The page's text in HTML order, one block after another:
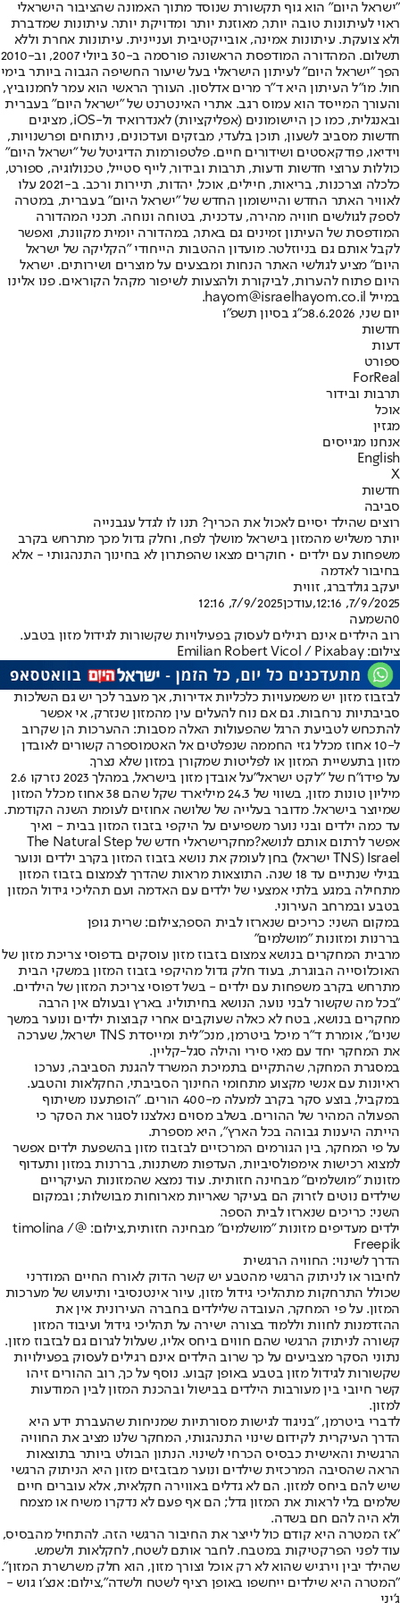
"ישראל היום" הוא גוף תקשורת שנוסד מתוך האמונה שהציבור הישראלי
ראוי לעיתונות טובה יותר, מאוזנת יותר ומדויקת יותר. עיתונות שמדברת
ולא צועקת. עיתונות אמינה, אובייקטיבית ועניינית. עיתונות אחרת וללא
תשלום. המהדורה המודפסת הראשונה פורסמה ב-30 ביולי 2007, וב-2010
הפך "ישראל היום" לעיתון הישראלי בעל שיעור החשיפה הגבוה ביותר בימי
חול. מו"ל העיתון היא ד"ר מרים אדלסון. העורך הראשי הוא עמר לחמנוביץ,
והעורך המייסד הוא עמוס רגב. אתרי האינטרנט של "ישראל היום" בעברית
ובאנגלית, כמו כן היישומונים (אפליקציות) לאנדרואיד ול-iOS, מציגים
חדשות מסביב לשעון, תוכן בלעדי, מבזקים ועדכונים, ניתוחים ופרשנויות,
וידיאו, פודקאסטים ושידורים חיים. פלטפורמות הדיגיטל של "ישראל היום"
כוללות ערוצי חדשות ודעות, תרבות ובידור, לייף סטייל, טכנולוגיה, ספורט,
כלכלה וצרכנות, בריאות, חיילים, אוכל, יהדות, תיירות ורכב. ב-2021 עלו
לאוויר האתר החדש והיישומון החדש של "ישראל היום" בעברית, במטרה
לספק לגולשים חוויה מהירה, עדכנית, בטוחה ונוחה. תכני המהדורה
המודפסת של העיתון זמינים גם באתר, במהדורה יומית מקוונת, ואפשר
לקבל אותם גם בניוזלטר. מועדון ההטבות הייחודי "הקליקה של ישראל
היום" מציע לגולשי האתר הנחות ומבצעים על מוצרים ושירותים. ישראל
היום פתוח להערות, לביקורת ולהצעות לשיפור מקהל הקוראים. פנו אלינו
במייל hayom@israelhayom.co.il.
יום שני, 8.6.2026
כ"ג בסיון תשפ"ו
חדשות
דעות
ספורט
ForReal
תרבות ובידור
אוכל
מגזין
אנחנו מגייסים
English
X
חדשות
סביבה
רוצים שהילד יסיים לאכול את הכריך? תנו לו לגדל עגבנייה
יותר משליש מהמזון בישראל מושלך לפח, וחלק גדול מכך מתרחש בקרב
משפחות עם ילדים • חוקרים מצאו שהפתרון לא בחינוך התנהגותי - אלא
בחיבור לאדמה
יעקב גולדברג, זווית
7/9/2025, 12:16
,עודכן7/9/2025, 12:16
0השמעה
רוב הילדים אינם רגילים לעסוק בפעילויות שקשורות לגידול מזון בטבע.
צילום: Emilian Robert Vicol / Pixabay
לבזבוז מזון יש משמעויות כלכליות אדירות, אך מעבר לכך יש גם השלכות
סביבתיות נרחבות. גם אם נוח להעלים עין מהמזון שנזרק, אי אפשר
להתכחש לטביעת הרגל שהפעולות האלה מסבות: ההערכות הן שקרוב
ל-10 אחוז מכלל גזי החממה שנפלטים אל האטמוספרה קשורים לאובדן
מזון בתעשיית המזון או לפליטות שמקורן במזון שלא נצרך.
על פידו"ח של "לקט ישראל"
על אובדן מזון בישראל, במהלך 2023 נזרקו 2.6
מיליון טונות מזון, בשווי של 24.3 מיליארד שקל שהם 38 אחוז מכלל המזון
שמיוצר בישראל. מדובר בעלייה של שלושה אחוזים לעומת השנה הקודמת.
עד כמה ילדים ובני נוער משפיעים על היקפי בזבוז המזון בבית - ואיך
אפשר לרתום אותם לנושא?מחקר
ישראלי חדש של The Natural Step
Israel (TNS ישראל) בחן לעומק את נושא בזבוז המזון בקרב ילדים ונוער
בגילי שנתיים עד 18 שנה. התוצאות מראות שהדרך לצמצום בזבוז המזון
מתחילה במגע בלתי אמצעי של ילדים עם האדמה ועם תהליכי גידול המזון
בטבע ובמרחב העירוני.
במקום השני: כריכים שנארזו לבית הספר,צילום: שרית גופן
בררנות ומזונות "מושלמים"
מרבית המחקרים בנושא צמצום בזבוז מזון עוסקים בדפוסי צריכת מזון של
האוכלוסייה הבוגרת, בעוד חלק גדול מהיקפי בזבוז המזון במשקי הבית
מתרחש בקרב משפחות עם ילדים - בשל דפוסי צריכת המזון של הילדים.
"בכל מה שקשור לבני נוער, הנושא בחיתוליו. בארץ ובעולם אין הרבה
מחקרים בנושא, בטח לא כאלה שעוקבים אחרי קבוצות ילדים ונוער במשך
שנים", אומרת ד"ר מיכל ביטרמן, מנכ"לית ומייסדת TNS ישראל, שערכה
את המחקר יחד עם מאי סירי והילה סגל-קליין.
במסגרת המחקר, שהתקיים בתמיכת המשרד להגנת הסביבה, נערכו
ראיונות עם אנשי מקצוע מתחומי החינוך הסביבתי, החקלאות והטבע.
במקביל, בוצע סקר בקרב למעלה מ-400 הורים. "הופתענו משיתוף
הפעולה המהיר של ההורים. בשלב מסוים נאלצנו לסגור את הסקר כי
הייתה היענות גבוהה בכל הארץ", היא מספרת.
על פי המחקר, בין הגורמים המרכזיים לבזבוז מזון בהשפעת ילדים אפשר
למצוא רכישות אימפולסיביות, העדפות משתנות, בררנות במזון ותעדוף
מזונות "מושלמים" מבחינה חזותית. עוד נמצא שהמזונות העיקריים
שילדים נוטים לזרוק הם בעיקר שאריות מארוחות מבושלות; ובמקום
השני: כריכים שנארזו לבית הספר.
ילדים מעדיפים מזונות "מושלמים" מבחינה חזותית,צילום: @timolina /
Freepik
הדרך לשינוי: החוויה הרגשית
לחיבור או לניתוק הרגשי מהטבע יש קשר הדוק לאורח החיים המודרני
שכולל התרחקות מתהליכי גידול מזון, עיור אינטנסיבי ותיעוש של מערכות
המזון. על פי המחקר, העובדה שלילדים בחברה העירונית אין את
ההזדמנות לחוות וללמוד בצורה ישירה על תהליכי גידול ועיבוד המזון
קשורה לניתוק הרגשי שהם חווים ביחס אליו, שעלול לגרום גם לבזבוז מזון.
נתוני הסקר מצביעים על כך שרוב הילדים אינם רגילים לעסוק בפעילויות
שקשורות לגידול מזון בטבע באופן קבוע. נוסף על כך, רוב ההורים זיהו
קשר חיובי בין מעורבות הילדים בבישול ובהכנת המזון לבין המודעות
למזון.
לדברי ביטרמן, "בניגוד לגישות מסורתיות שמניחות שהעברת ידע היא
הדרך העיקרית לקידום שינוי התנהגותי, המחקר שלנו מציב את החוויה
הרגשית והאישית כבסיס הכרחי לשינוי. הנתון הבולט ביותר בתוצאות
הראה שהסיבה המרכזית שילדים ונוער מבזבזים מזון היא הניתוק הרגשי
שיש להם ביחס למזון. הם לא גדלים באווירה חקלאית, אלא עוברים חיים
שלמים בלי לראות את המזון גדל; הם אף פעם לא נדקרו משיח או מצמח
ולא היה להם חם בשדה.
"אז המטרה היא קודם כול לייצר את החיבור הרגשי הזה. להתחיל מהבסיס,
עוד לפני הפרקטיקות במטבח. לחבר אותם לשטח, לחקלאות ולשמש.
שהילד יבין וירגיש שהוא לא רק אוכל וצורך מזון, הוא חלק משרשרת המזון".
"המטרה היא שילדים ייחשפו באופן רציף לשטח ולשדה",צילום: אנצ'ו גוש -
ג'יני